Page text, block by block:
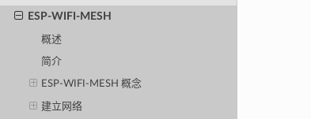
ESP-WIFI-MESH
概述
简介
ESP-WIFI-MESH 概念
建立网络